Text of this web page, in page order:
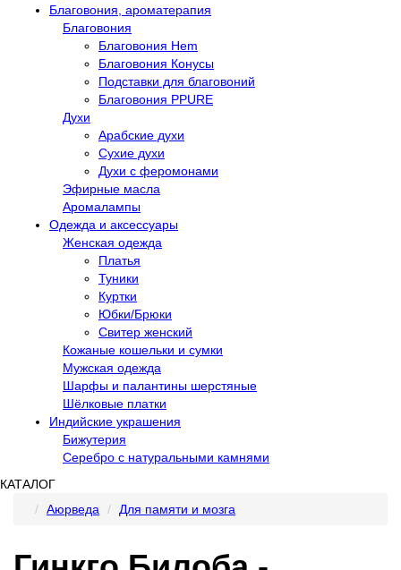
Благовония, ароматерапия
Благовония
Благовония Hem
Благовония Конусы
Подставки для благовоний
Благовония PPURE
Духи
Арабские духи
Сухие духи
Духи с феромонами
Эфирные масла
Аромалампы
Одежда и аксессуары
Женская одежда
Платья
Туники
Куртки
Юбки/Брюки
Свитер женский
Кожаные кошельки и сумки
Мужская одежда
Шарфы и палантины шерстяные
Шёлковые платки
Индийские украшения
Бижутерия
Серебро с натуральными камнями
КАТАЛОГ
Аюрведа
Для памяти и мозга